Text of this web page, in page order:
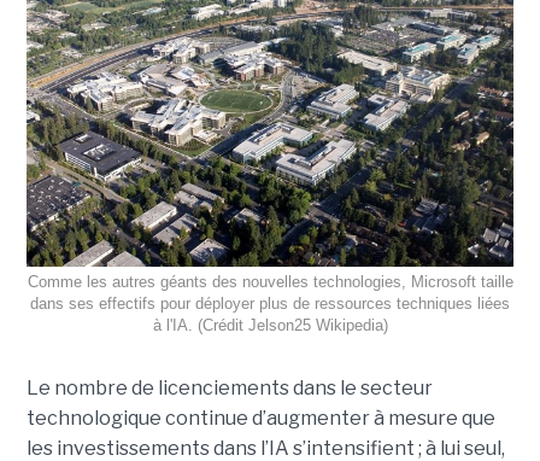
Comme les autres géants des nouvelles technologies, Microsoft taille
dans ses effectifs pour déployer plus de ressources techniques liées
à l'IA. (Crédit Jelson25 Wikipedia)
Le nombre de licenciements dans le secteur
technologique continue d’augmenter à mesure que
les investissements dans l’IA s’intensifient ; à lui seul,